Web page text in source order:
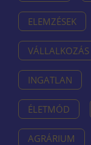
ELEMZÉSEK
VÁLLALKOZÁS
INGATLAN
ÉLETMÓD
AGRÁRIUM